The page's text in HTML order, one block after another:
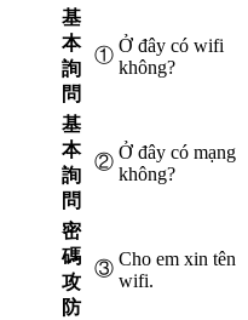
基
本
詢
問
① Ở đây có wifi
không?
基
本
詢
問
② Ở đây có mạng
không?
密
碼
攻
防
③ Cho em xin tên
wifi.